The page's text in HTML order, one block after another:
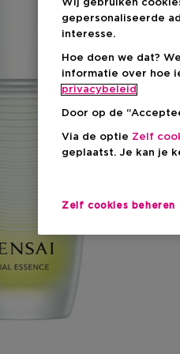
Wij gebruiken
gepersonaliseerde
interesse.
Hoe doen we dat?
informatie over hoe
privacybeleid
Door op de
Via de optie Zelf
geplaatst. Je kan je
Zelf cookies beheren